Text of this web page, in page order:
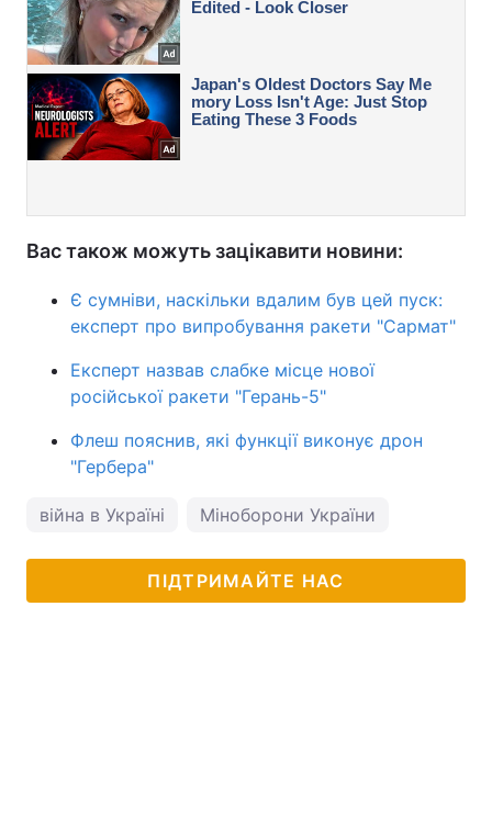
Вас також можуть зацікавити новини:
Є сумніви, наскільки вдалим був цей пуск:
експерт про випробування ракети "Сармат"
Експерт назвав слабке місце нової
російської ракети "Герань-5"
Флеш пояснив, які функції виконує дрон
"Гербера"
війна в Україні Міноборони України
ПІДТРИМАЙТЕ НАС